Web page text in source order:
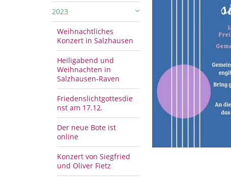
2023
Weihnachtliches
Konzert in Salzhausen
Heiligabend und
Weihnachten in
Salzhausen-Raven
Friedenslichtgottesdie
nst am 17.12.
Der neue Bote ist
online
Konzert von Siegfried
und Oliver Fietz